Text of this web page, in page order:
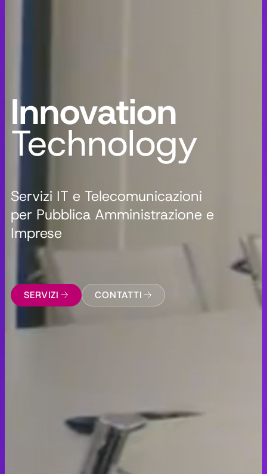
Innovation
Technology
Servizi IT e Telecomunicazioni
per Pubblica Amministrazione e
Imprese
SERVIZI CONTATTI